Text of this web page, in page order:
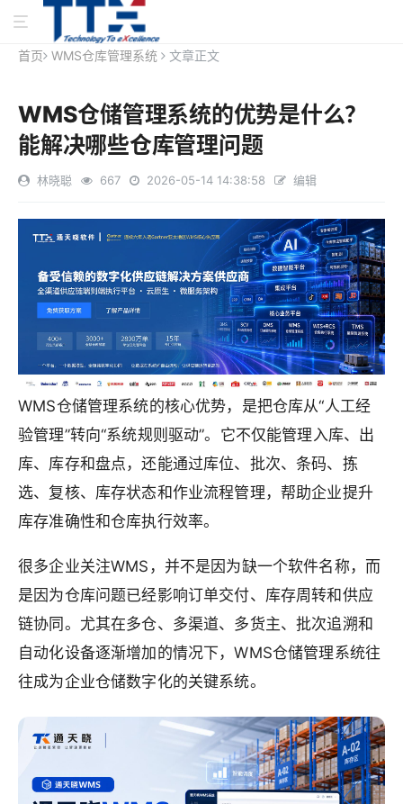
首页 WMS仓库管理系统 文章正文
WMS仓储管理系统的优势是什么？
能解决哪些仓库管理问题
林晓聪 667 2026-05-14 14:38:58 编辑
WMS仓储管理系统的核心优势，是把仓库从“人工经
验管理”转向“系统规则驱动”。它不仅能管理入库、出
库、库存和盘点，还能通过库位、批次、条码、拣
选、复核、库存状态和作业流程管理，帮助企业提升
库存准确性和仓库执行效率。
很多企业关注WMS，并不是因为缺一个软件名称，而
是因为仓库问题已经影响订单交付、库存周转和供应
链协同。尤其在多仓、多渠道、多货主、批次追溯和
自动化设备逐渐增加的情况下，WMS仓储管理系统往
往成为企业仓储数字化的关键系统。